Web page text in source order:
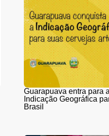
Guarapuava entra para
Indicação Geográfica
Brasil